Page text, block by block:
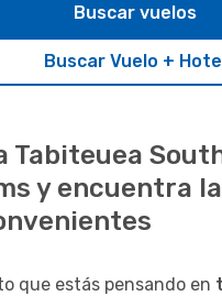
Buscar Vuelo +
Buscar vuelos
Tabiteuea
y encuentra
que estás pensando en